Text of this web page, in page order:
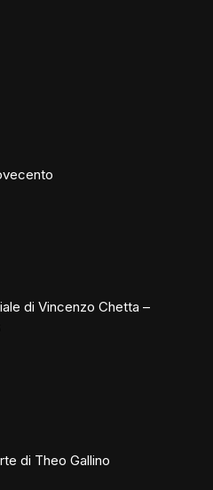
di Vincenzo Chetta –
di Theo Gallino